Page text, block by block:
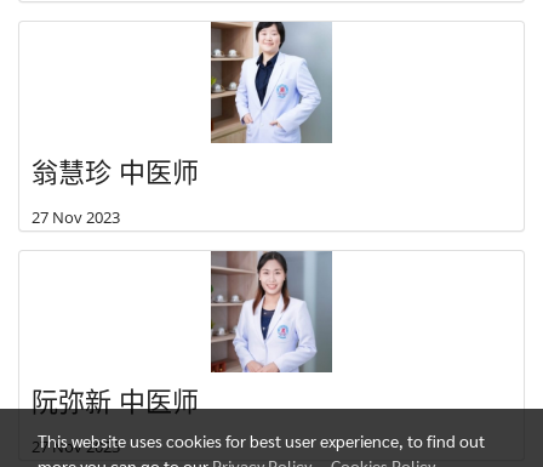
翁慧珍 中医师
27 Nov 2023
阮弥新 中医师
27 Nov 2023
This website uses cookies for best user experience, to find out